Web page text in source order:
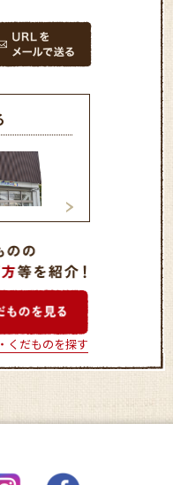
農協市場館 西谷
くだものを探す